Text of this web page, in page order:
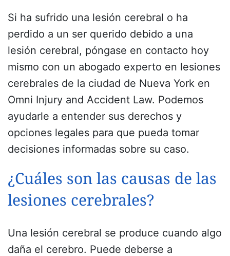
Si ha sufrido una lesión cerebral o ha
perdido a un ser querido debido a una
lesión cerebral, póngase en contacto hoy
mismo con un abogado experto en lesiones
cerebrales de la ciudad de Nueva York en
Omni Injury and Accident Law. Podemos
ayudarle a entender sus derechos y
opciones legales para que pueda tomar
decisiones informadas sobre su caso.
¿Cuáles son las causas de las
lesiones cerebrales?
Una lesión cerebral se produce cuando algo
daña el cerebro. Puede deberse a